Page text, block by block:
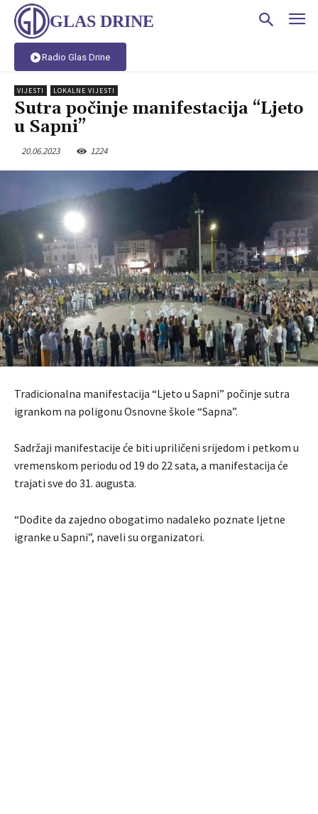
GLAS DRINE
Radio Glas Drine
VIJESTI LOKALNE VIJESTI
Sutra počinje manifestacija “Ljeto
u Sapni”
20.06.2023 1224
Tradicionalna manifestacija “Ljeto u Sapni” počinje sutra
igrankom na poligonu Osnovne škole “Sapna”.
Sadržaji manifestacije će biti upriličeni srijedom i petkom u
vremenskom periodu od 19 do 22 sata, a manifestacija će
trajati sve do 31. augusta.
“Dođite da zajedno obogatimo nadaleko poznate ljetne
igranke u Sapni”, naveli su organizatori.